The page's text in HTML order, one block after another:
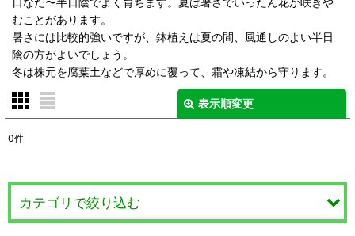
むことがあります。
暑さには比較的強いですが、鉢植えは夏の間、風通しのよい半日
陰の方がよいでしょう。
冬は株元を腐葉土などで厚めに覆って、霜や凍結から守ります。
表示順変更
表示数
在庫あり
並び順:
0件
カテゴリで絞り込む